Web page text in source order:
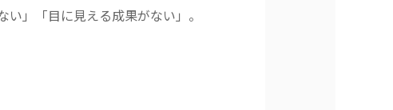
」「目に見える成果がない」。